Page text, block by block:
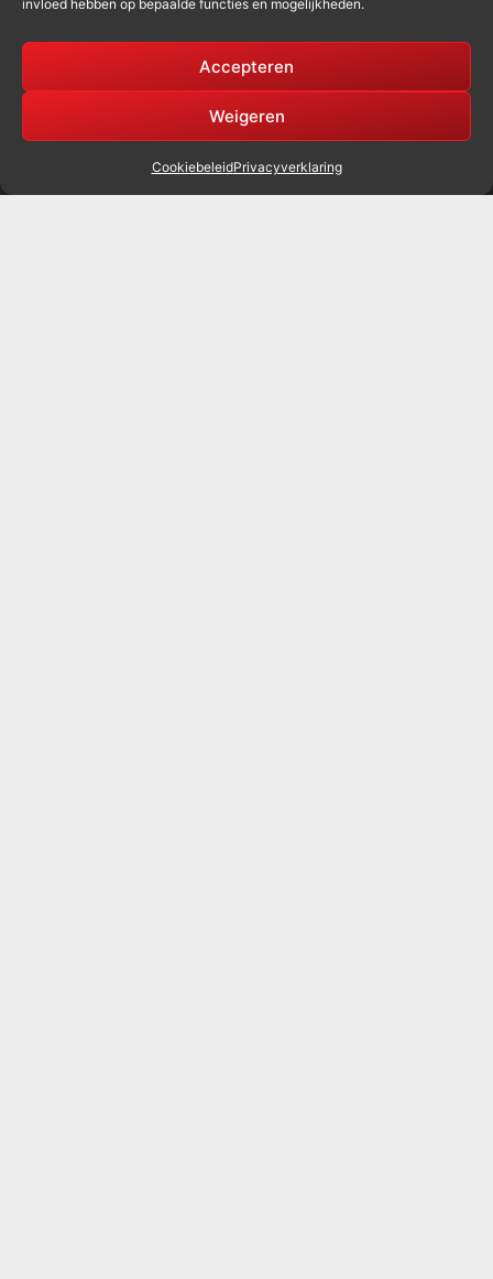
invloed hebben op bepaalde functies en mogelijkheden.
Accepteren
Weigeren
CookiebeleidPrivacyverklaring
NA BEËINDIGING
worden de boekingskosten op het tegoed in
mindering gebracht